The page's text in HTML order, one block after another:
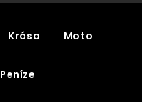
Krása Moto
Peníze